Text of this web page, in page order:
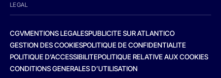
LEGAL
CGVMENTIONS LEGALESPUBLICITE SUR ATLANTICO
GESTION DES COOKIESPOLITIQUE DE CONFIDENTIALITE
POLITIQUE D’ACCESSIBILITEPOLITIQUE RELATIVE AUX COOKIES
CONDITIONS GENERALES D’UTILISATION